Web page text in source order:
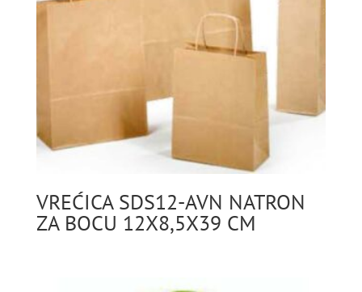
VREĆICA SDS12-AVN NATRON
ZA BOCU 12X8,5X39 CM